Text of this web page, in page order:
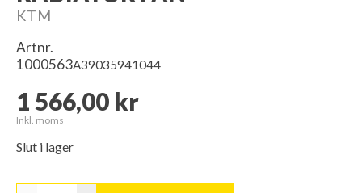
KTM
Artnr.
1000563A39035941044
1 566,00 kr
Inkl. moms
Slut i lager